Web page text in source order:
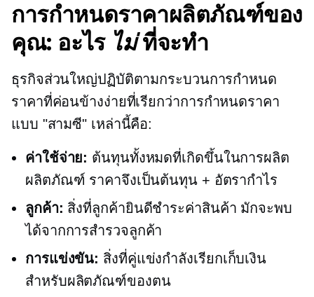
การกำหนดราคาผลิตภัณฑ์ของ
คุณ: อะไร ไม่ที่จะทำ
ธุรกิจส่วนใหญ่ปฏิบัติตามกระบวนการกำหนด
ราคาที่ค่อนข้างง่ายที่เรียกว่าการกำหนดราคา
แบบ "สามซี" เหล่านี้คือ:
ค่าใช้จ่าย: ต้นทุนทั้งหมดที่เกิดขึ้นในการผลิต
ผลิตภัณฑ์ ราคาจึงเป็นต้นทุน + อัตรากำไร
ลูกค้า: สิ่งที่ลูกค้ายินดีชำระค่าสินค้า มักจะพบ
ได้จากการสำรวจลูกค้า
การแข่งขัน: สิ่งที่คู่แข่งกำลังเรียกเก็บเงิน
สำหรับผลิตภัณฑ์ของตน